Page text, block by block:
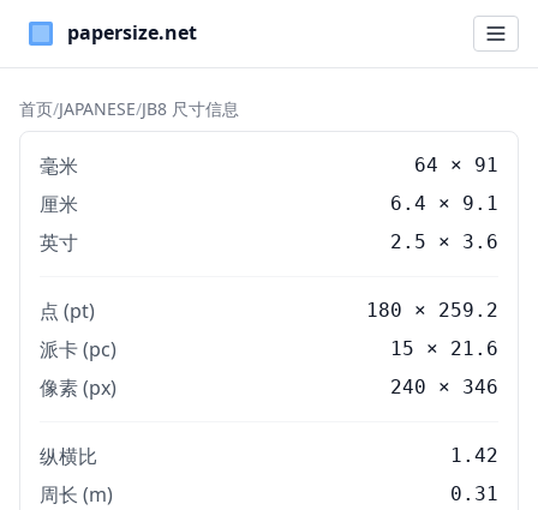
Paper Sizes
首页/JAPANESE/JB8 尺寸信息
毫米 64 × 91
厘米 6.4 × 9.1
英寸 2.5 × 3.6
点 (pt) 180 × 259.2
派卡 (pc) 15 × 21.6
像素 (px) 240 × 346
纵横比 1.42
周长 (m) 0.31